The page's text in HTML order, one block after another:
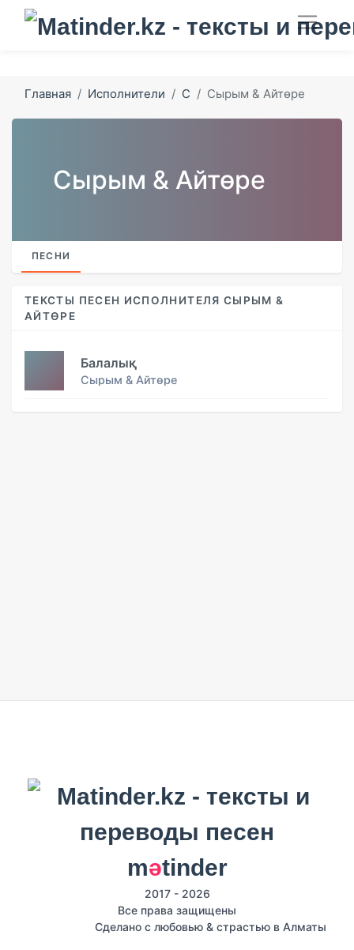
Главная Исполнители С Сырым & Айтөре
Сырым & Айтөре
ПЕСНИ
ТЕКСТЫ ПЕСЕН ИСПОЛНИТЕЛЯ СЫРЫМ &
АЙТӨРЕ
Балалық
Сырым & Айтөре
mәtinder
2017 - 2026
Все права защищены
Сделано с любовью & страстью в Алматы